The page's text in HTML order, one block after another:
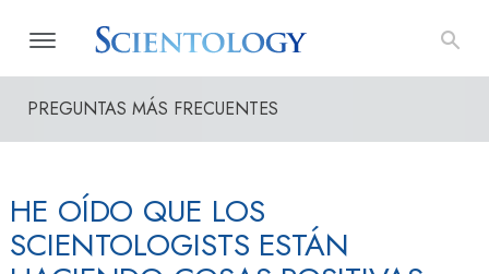
PREGUNTAS MÁS FRECUENTES
HE OÍDO QUE LOS
SCIENTOLOGISTS ESTÁN